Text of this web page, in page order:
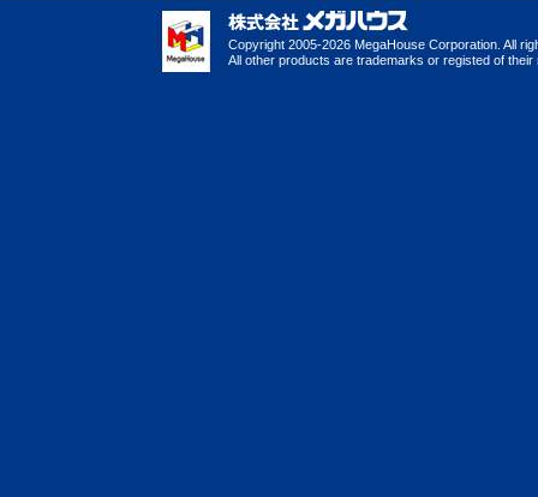
Copyright 2005-2026 MegaHouse Corporation. All
All other products are trademarks or registed of